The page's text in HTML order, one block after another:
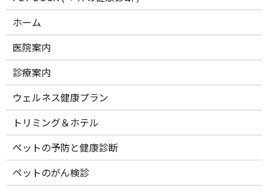
ホーム
医院案内
診療案内
ウェルネス健康プラン
トリミング＆ホテル
ペットの予防と健康診断
ペットのがん検診